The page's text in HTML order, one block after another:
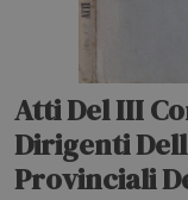
Atti Del III
Dirigenti
Provinciali